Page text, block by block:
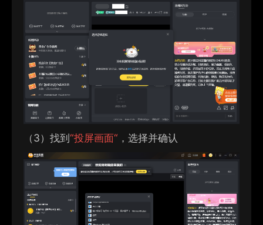
（3） 找到“投屏画面“，选择并确认